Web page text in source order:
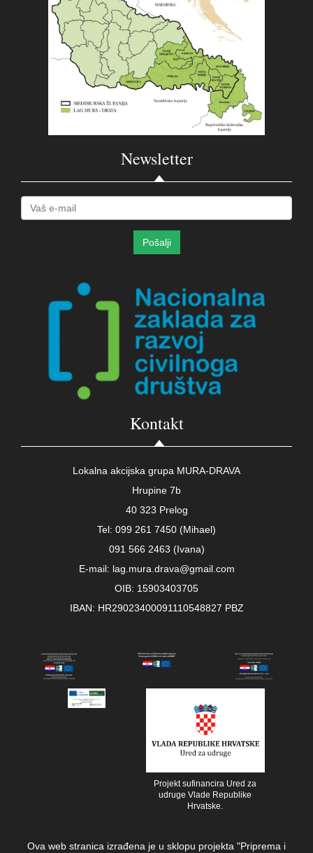
Newsletter
Kontakt
Lokalna akcijska grupa MURA-DRAVA
Hrupine 7b
40 323 Prelog
Tel: 099 261 7450 (Mihael)
091 566 2463 (Ivana)
E-mail: lag.mura.drava@gmail.com
OIB: 15903403705
IBAN: HR29023400091110548827 PBZ
Projekt sufinancira Ured za
udruge Vlade Republike
Hrvatske.
Ova web stranica izrađena je u sklopu projekta "Priprema i